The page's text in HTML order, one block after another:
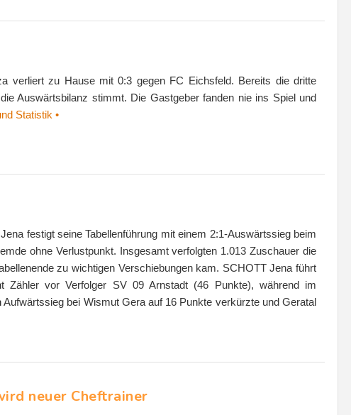
verliert zu Hause mit 0:3 gegen FC Eichsfeld. Bereits die dritte
Auswärtsbilanz stimmt. Die Gastgeber fanden nie ins Spiel und
Statistik •
festigt seine Tabellenführung mit einem 2:1-Auswärtssieg beim
ohne Verlustpunkt. Insgesamt verfolgten 1.013 Zuschauer die
zu wichtigen Verschiebungen kam. SCHOTT Jena führt
Zähler vor Verfolger SV 09 Arnstadt (46 Punkte), während im
bei Wismut Gera auf 16 Punkte verkürzte und Geratal
neuer Cheftrainer